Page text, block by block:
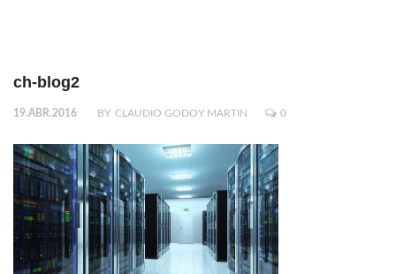
ch-blog2
19.ABR.2016 BY CLAUDIO GODOY MARTIN 0